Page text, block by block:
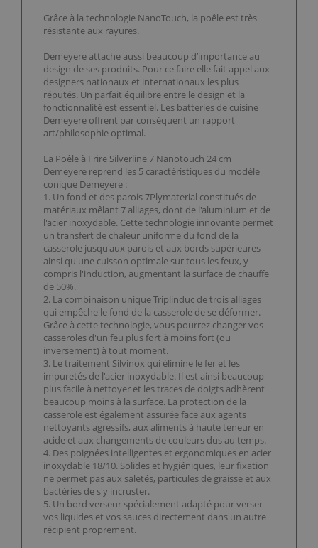
Grâce à la technologie NanoTouch, la poêle est très
résistante aux rayures.
Demeyere attache aussi beaucoup d’importance au
design de ses produits. Pour ce faire elle fait appel aux
designers nationaux et internationaux les plus
réputés. Un parfait équilibre entre le design et la
fonctionnalité est essentiel. Les batteries de cuisine
Demeyere offrent par conséquent un rapport
art/philosophie optimal.
La Poêle à Frire Silverline 7 Nanotouch 24 cm
Demeyere reprend les 5 caractéristiques du modèle
conique Demeyere :
1. Un fond et des parois 7Plymaterial constitués de
matériaux mêlant 7 alliages, dont de l'aluminium et de
l'acier inoxydable. Cette technologie innovante permet
un transfert de chaleur uniforme du fond de la
casserole jusqu'aux parois et aux bords supérieures
ainsi qu'une cuisson optimale sur tous les feux, y
compris l'induction, augmentant la surface de chauffe
de 50%.
2. La combinaison unique Triplinduc de trois alliages
qui empêche le fond de la casserole de se déformer.
Grâce à cette technologie, vous pourrez changer vos
casseroles d'un feu plus fort à moins fort (ou
inversement) à tout moment.
3. Le traitement Silvinox qui élimine le fer et les
impuretés de l'acier inoxydable. Il est ainsi beaucoup
plus facile à nettoyer et les traces de doigts adhèrent
beaucoup moins à la surface. La protection de la
casserole est également assurée face aux agents
nettoyants agressifs, aux aliments à haute teneur en
acide et aux changements de couleurs dus au temps.
4. Des poignées intelligentes et ergonomiques en acier
inoxydable 18/10. Solides et hygiéniques, leur fixation
ne permet pas aux saletés, particules de graisse et aux
bactéries de s'y incruster.
5. Un bord verseur spécialement adapté pour verser
vos liquides et vos sauces directement dans un autre
récipient proprement.